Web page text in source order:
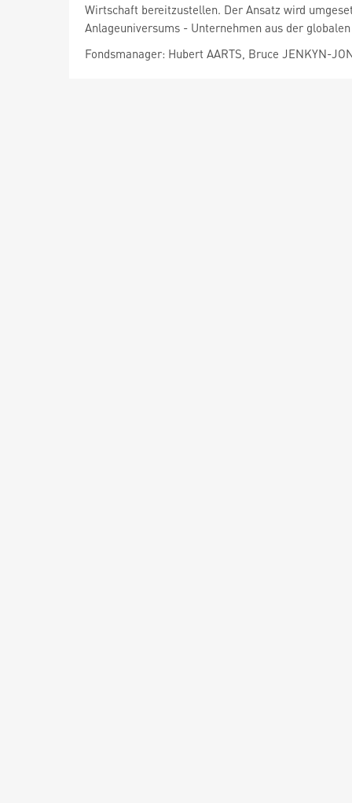
Wirtschaft bereitzustellen. Der Ansatz wird
Anlageuniversums - Unternehmen aus der
Fondsmanager: Hubert AARTS, Bruce JENKYN-